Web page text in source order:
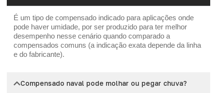
É um tipo de compensado indicado para aplicações onde
pode haver umidade, por ser produzido para ter melhor
desempenho nesse cenário quando comparado a
compensados comuns (a indicação exata depende da linha
e do fabricante).
Compensado naval pode molhar ou pegar chuva?